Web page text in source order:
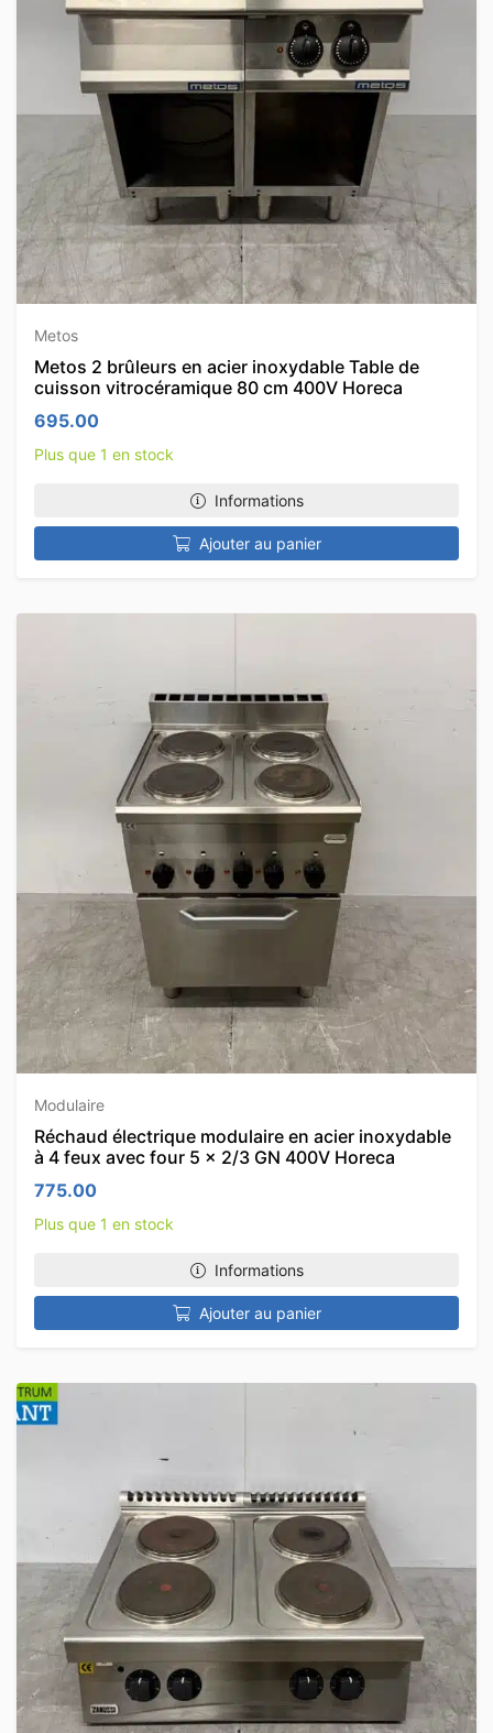
Metos
Metos 2 brûleurs en acier inoxydable Table de
cuisson vitrocéramique 80 cm 400V Horeca
695.00
Plus que 1 en stock
Informations
Ajouter au panier
Modulaire
Réchaud électrique modulaire en acier inoxydable
à 4 feux avec four 5 x 2/3 GN 400V Horeca
775.00
Plus que 1 en stock
Informations
Ajouter au panier